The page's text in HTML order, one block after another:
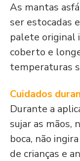
As mantas
ser estocadas
palete original
coberto e
temperaturas
Cuidados
Durante a
sujar as mãos,
boca, não
de crianças e